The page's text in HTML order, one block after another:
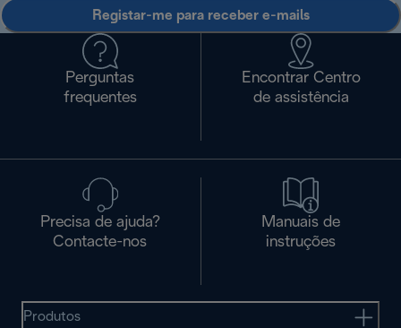
Registar-me para receber e-mails
Perguntas
frequentes
Encontrar Centro
de assistência
Precisa de ajuda?
Contacte-nos
Manuais de
instruções
Produtos